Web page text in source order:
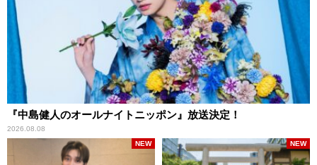
『中島健人のオールナイトニッポン』放送決定！
2026.08.08
NEW NEW